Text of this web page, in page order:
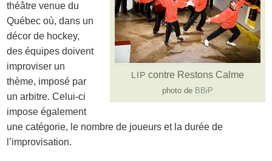
LIP contre Restons Calme
photo de BBiP
théâtre venue du
Québec où, dans un
décor de hockey,
des équipes doivent
improviser un
thème, imposé par
un arbitre. Celui-ci
impose également
une catégorie, le nombre de joueurs et la durée de
l’improvisation.